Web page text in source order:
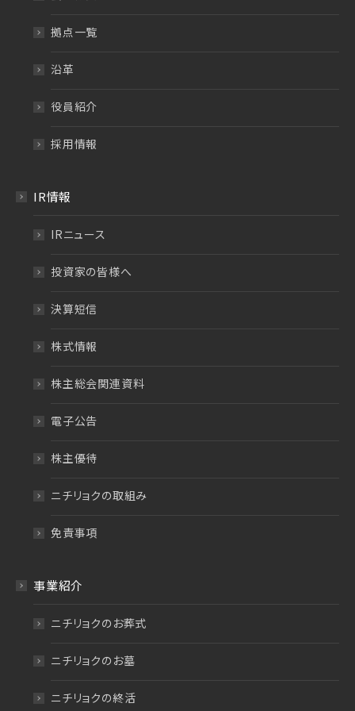
拠点一覧
沿革
役員紹介
採用情報
IR情報
IRニュース
投資家の皆様へ
決算短信
株式情報
株主総会関連資料
電子公告
株主優待
ニチリョクの取組み
免責事項
事業紹介
ニチリョクのお葬式
ニチリョクのお墓
ニチリョクの終活